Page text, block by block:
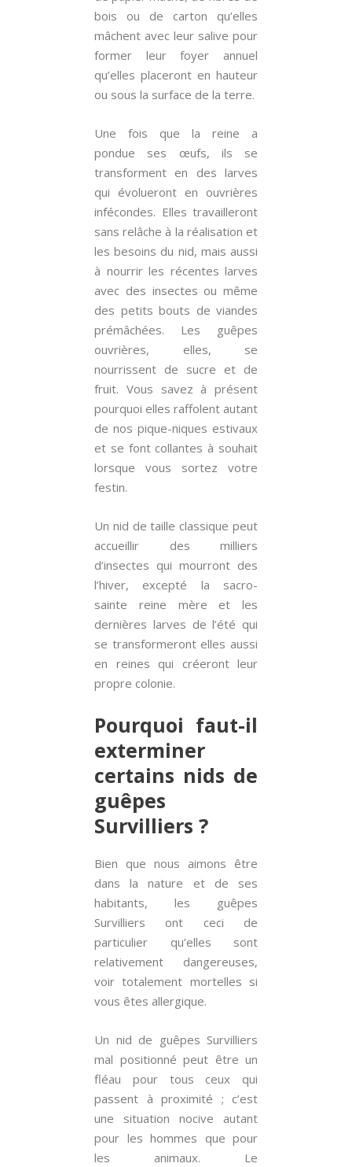
bois ou de carton qu’elles
mâchent avec leur salive pour
former leur foyer annuel
qu’elles placeront en hauteur
ou sous la surface de la terre.
Une fois que la reine a
pondue ses œufs, ils se
transforment en des larves
qui évolueront en ouvrières
infécondes. Elles travailleront
sans relâche à la réalisation et
les besoins du nid, mais aussi
à nourrir les récentes larves
avec des insectes ou même
des petits bouts de viandes
prémâchées. Les guêpes
ouvrières, elles, se
nourrissent de sucre et de
fruit. Vous savez à présent
pourquoi elles raffolent autant
de nos pique-niques estivaux
et se font collantes à souhait
lorsque vous sortez votre
festin.
Un nid de taille classique peut
accueillir des milliers
d’insectes qui mourront des
l’hiver, excepté la sacro-
sainte reine mère et les
dernières larves de l’été qui
se transformeront elles aussi
en reines qui créeront leur
propre colonie.
Pourquoi faut-il
exterminer
certains nids de
guêpes
Survilliers ?
Bien que nous aimons être
dans la nature et de ses
habitants, les guêpes
Survilliers ont ceci de
particulier qu’elles sont
relativement dangereuses,
voir totalement mortelles si
vous êtes allergique.
Un nid de guêpes Survilliers
mal positionné peut être un
fléau pour tous ceux qui
passent à proximité ; c’est
une situation nocive autant
pour les hommes que pour
les animaux. Le